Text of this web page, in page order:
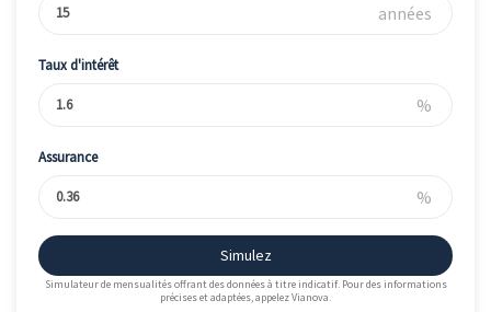
années
Taux d'intérêt
%
Assurance
%
Simulez
Simulateur de mensualités offrant des données à titre indicatif. Pour des informations
précises et adaptées, appelez Vianova.